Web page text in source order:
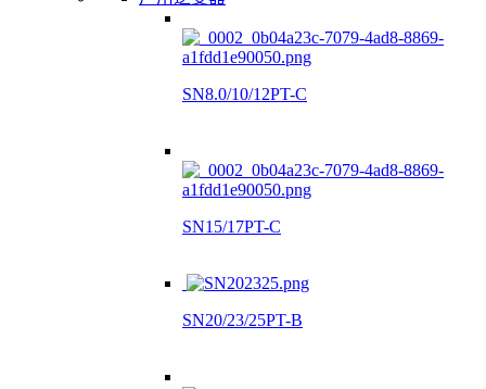
SN8.0/10/12PT-C
SN15/17PT-C
SN20/23/25PT-B